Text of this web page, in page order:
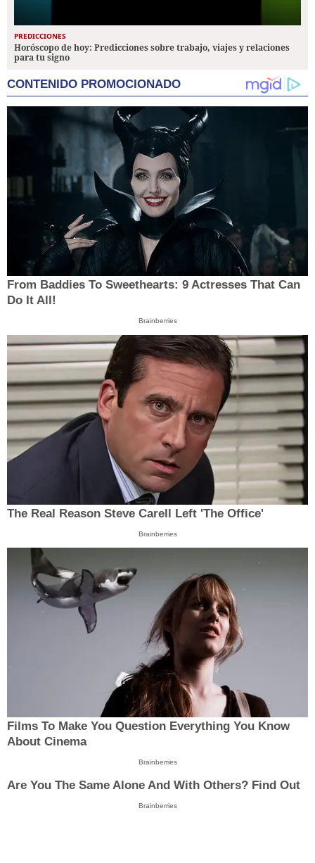
PREDICCIONES
Horóscopo de hoy: Predicciones sobre trabajo, viajes y relaciones
para tu signo
CONTENIDO PROMOCIONADO
From Baddies To Sweethearts: 9 Actresses That Can
Do It All!
Brainberries
The Real Reason Steve Carell Left 'The Office'
Brainberries
Films To Make You Question Everything You Know
About Cinema
Brainberries
Are You The Same Alone And With Others? Find Out
Brainberries